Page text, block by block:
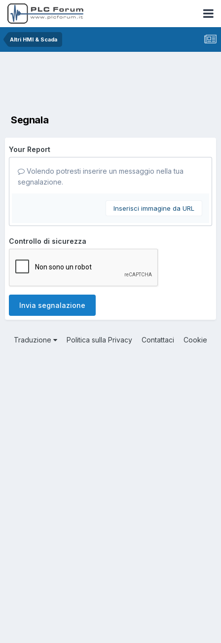
Altri HMI & Scada
Segnala
Your Report
Volendo potresti inserire un messaggio nella tua
segnalazione.
Inserisci immagine da URL
Controllo di sicurezza
Invia segnalazione
Traduzione Politica sulla Privacy Contattaci Cookie